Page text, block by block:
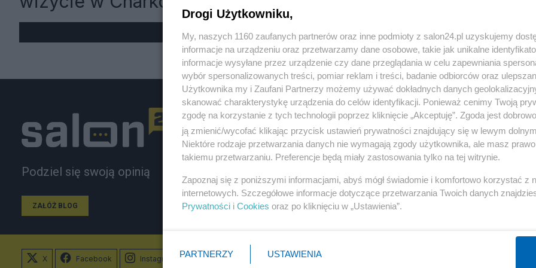
« WRÓĆ DO NOTKI
Podziel się swoją opinią
ZAŁÓŻ BLOG
Polityka
PiS
Rząd
NATO
KO
Gospodarka
Biznes
Pieniądze
Inwestycje
Podatki
X Facebook Instagram
Drogi Użytkowniku,
My, naszych 1160 zaufanych partnerów oraz inne podmioty z salon24.pl uzyskujemy
informacje na urządzeniu oraz przetwarzamy dane osobowe, takie jak unikalne
informacje wysyłane przez urządzenie czy dane przeglądania w celu zapewniania
wybór spersonalizowanych treści, pomiar reklam i treści, badanie odbiorców oraz
Użytkownika my i Zaufani Partnerzy możemy używać dokładnych danych
skanować charakterystykę urządzenia do celów identyfikacji. Ponieważ cenimy Twoją
zgodę na korzystanie z tych technologii poprzez kliknięcie „Akceptuję”. Zgoda jest
ją zmienić/wycofać klikając przycisk ustawień prywatności znajdujący się w lewym
Niektóre rodzaje przetwarzania danych nie wymagają zgody użytkownika, ale masz
takiemu przetwarzaniu. Preferencje będą miały zastosowania tylko na tej witrynie.
Zapoznaj się z poniższymi informacjami, abyś mógł świadomie i komfortowo korzystać z
internetowych. Szczegółowe informacje dotyczące przetwarzania Twoich danych
Prywatności i Cookies oraz po kliknięciu w „Ustawienia”.
PARTNERZY USTAWIENIA